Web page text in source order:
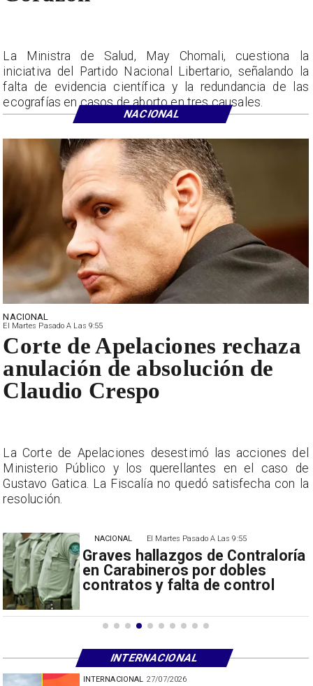
23/07/2026
INTERNACIONAL
El Martes Pasado A Las 9:55
Graves hallazgos de Contraloría
en Carabineros por dobles
contratos y falta de control
NACIONAL
NACIONAL
El Martes Pasado A Las 9:55
Corte de Apelaciones rechaza
anulación de absolución de
Claudio Crespo
La Corte de Apelaciones desestimó las acciones del
Ministerio Público y los querellantes en el caso de
Gustavo Gatica. La Fiscalía no quedó satisfecha con la
resolución.
La Ministra de Salud, May Chomali, cuestiona la
iniciativa del Partido Nacional Libertario, señalando la
falta de evidencia científica y la redundancia de las
ecografías en casos de aborto en tres causales.
NACIONAL
INTERNACIONAL